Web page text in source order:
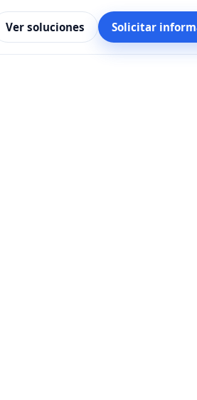
Ver soluciones Solicitar